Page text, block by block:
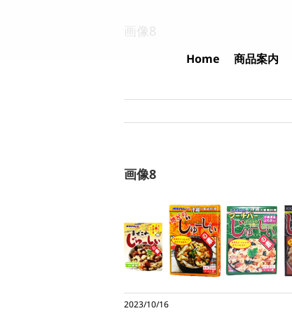
Home 商品案内
画像8
画像8
2023/10/16